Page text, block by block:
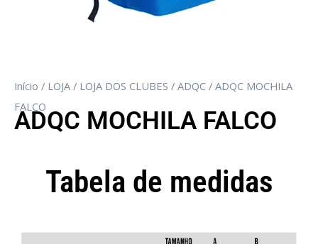
Início / LOJA / LOJA DOS CLUBES / ADQC / ADQC MOCHILA
FALCO
ADQC MOCHILA FALCO
Tabela de medidas